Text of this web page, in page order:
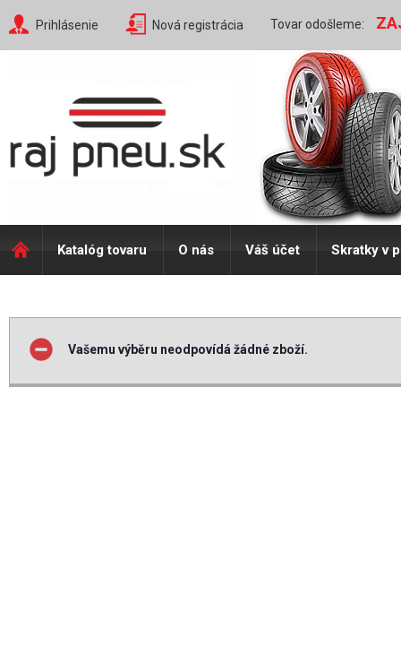
Prihlásenie Nová registrácia Tovar odošleme:
Katalóg tovaru O nás Váš účet Skratky v
Vašemu výběru neodpovídá žádné zboží.